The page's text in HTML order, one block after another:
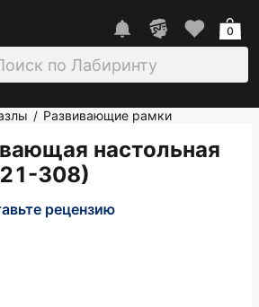
0
/ Развивающие рамки
настольная
308)
рецензию